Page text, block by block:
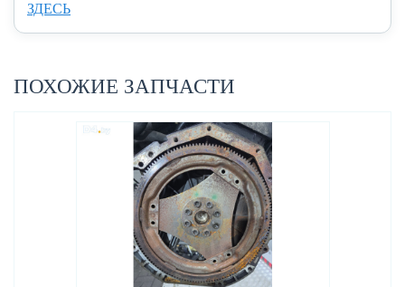
ЗДЕСЬ
ПОХОЖИЕ ЗАПЧАСТИ